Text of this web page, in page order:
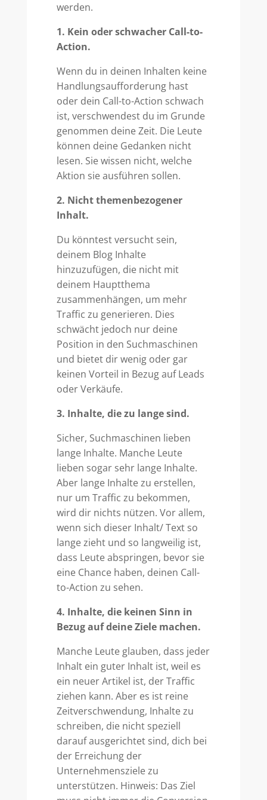
werden.
1. Kein oder schwacher Call-to-
Action.
Wenn du in deinen Inhalten keine
Handlungsaufforderung hast
oder dein Call-to-Action schwach
ist, verschwendest du im Grunde
genommen deine Zeit. Die Leute
können deine Gedanken nicht
lesen. Sie wissen nicht, welche
Aktion sie ausführen sollen.
2. Nicht themenbezogener
Inhalt.
Du könntest versucht sein,
deinem Blog Inhalte
hinzuzufügen, die nicht mit
deinem Hauptthema
zusammenhängen, um mehr
Traffic zu generieren. Dies
schwächt jedoch nur deine
Position in den Suchmaschinen
und bietet dir wenig oder gar
keinen Vorteil in Bezug auf Leads
oder Verkäufe.
3. Inhalte, die zu lange sind.
Sicher, Suchmaschinen lieben
lange Inhalte. Manche Leute
lieben sogar sehr lange Inhalte.
Aber lange Inhalte zu erstellen,
nur um Traffic zu bekommen,
wird dir nichts nützen. Vor allem,
wenn sich dieser Inhalt/ Text so
lange zieht und so langweilig ist,
dass Leute abspringen, bevor sie
eine Chance haben, deinen Call-
to-Action zu sehen.
4. Inhalte, die keinen Sinn in
Bezug auf deine Ziele machen.
Manche Leute glauben, dass jeder
Inhalt ein guter Inhalt ist, weil es
ein neuer Artikel ist, der Traffic
ziehen kann. Aber es ist reine
Zeitverschwendung, Inhalte zu
schreiben, die nicht speziell
darauf ausgerichtet sind, dich bei
der Erreichung der
Unternehmensziele zu
unterstützen. Hinweis: Das Ziel